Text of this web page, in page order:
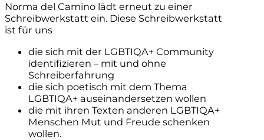
Norma del Camino lädt erneut zu einer
Schreibwerkstatt ein. Diese Schreibwerkstatt
ist für uns
die sich mit der LGBTIQA+ Community
identifizieren – mit und ohne
Schreiberfahrung
die sich poetisch mit dem Thema
LGBTIQA+ auseinandersetzen wollen
die mit ihren Texten anderen LGBTIQA+
Menschen Mut und Freude schenken
wollen.